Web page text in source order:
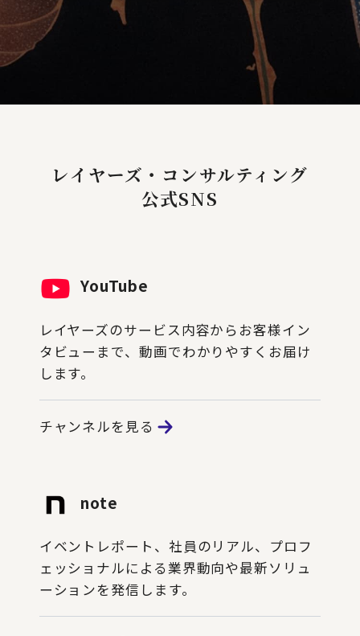
レイヤーズ・コンサルティング
公式SNS
YouTube
レイヤーズのサービス内容からお客様イン
タビューまで、動画でわかりやすくお届け
します。
チャンネルを見る
note
イベントレポート、社員のリアル、プロフ
ェッショナルによる業界動向や最新ソリュ
ーションを発信します。